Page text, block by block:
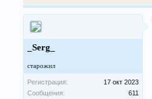
_Serg_
старожил
Регистрация:
17 окт 2023
Сообщения:
611